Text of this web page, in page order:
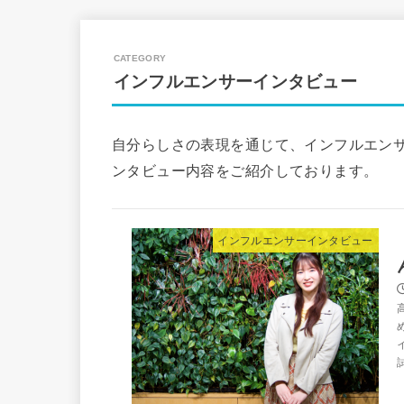
インフルエンサーインタビュー
自分らしさの表現を通じて、インフルエン
ンタビュー内容をご紹介しております。
インフルエンサーインタビュー